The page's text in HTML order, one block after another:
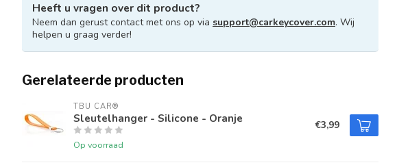
Heeft u vragen over dit product?
Neem dan gerust contact met ons op via support@carkeycover.com. Wij
helpen u graag verder!
Gerelateerde producten
TBU CAR®
Sleutelhanger - Silicone - Oranje
Op voorraad
€3,99